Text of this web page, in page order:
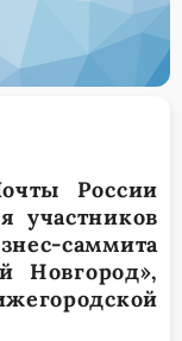
России
участников
саммита
Новгород»,